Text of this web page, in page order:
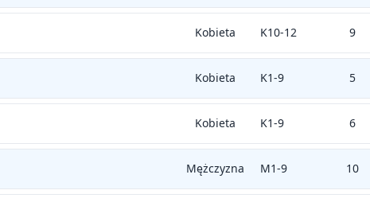
Kobieta K10-12 9
Kobieta K1-9 5
Kobieta K1-9 6
Mężczyzna M1-9 10